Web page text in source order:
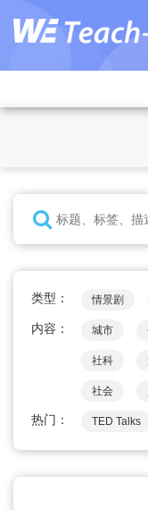
类型： 情景剧
内容： 城市
社科
社会
热门： TED Talks